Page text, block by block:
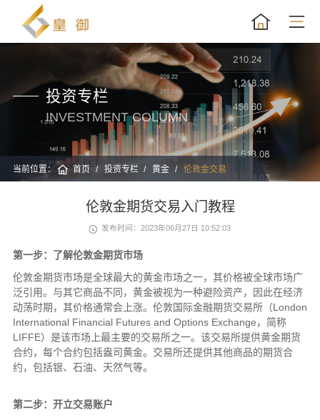
投资专栏
INVESTMENT COLUMN
当前位置： 首页 投资专栏 黄金 伦敦金交易
伦敦金期货交易入门教程
发布时间：2023年06月27日 10:52:03
第一步：了解伦敦金期货市场
伦敦金期货市场是全球最大的黄金市场之一，其价格被全球市场广
泛引用。与其它商品不同，黄金被视为一种避险资产，因此在经济
动荡时期，其价格通常会上涨。伦敦国际金融期货交易所（London
International Financial Futures and Options Exchange，简称
LIFFE）是该市场上最主要的交易所之一。该交易所提供黄金期货
合约，每个合约包括盎司黄金。交易所还提供其他商品的期货合
约，包括银、石油、天然气等。
第二步：开立交易账户